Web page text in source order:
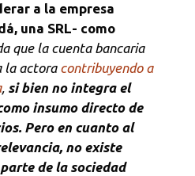
a la empresa
una SRL- como
que la cuenta bancaria
la actora contribuyendo a
, si bien no integra el
insumo directo de
Pero en cuanto al
no existe
de la sociedad